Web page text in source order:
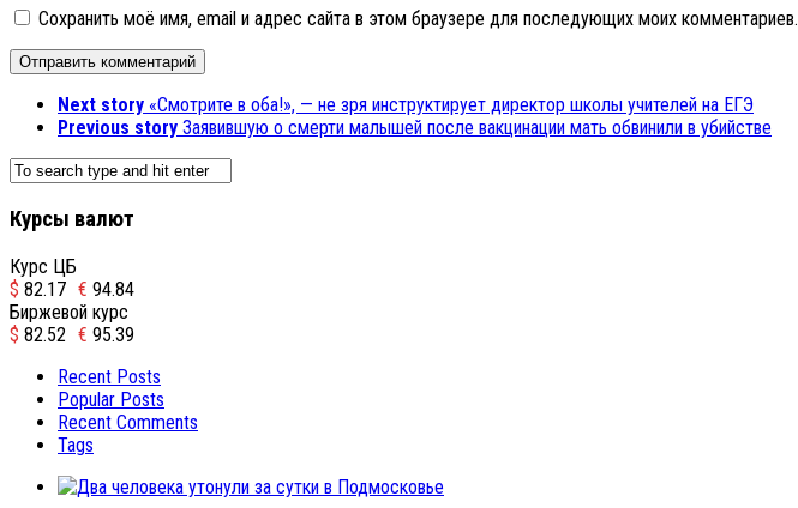
Сохранить моё имя, email и адрес сайта в этом браузере для последующих моих комментариев.
Next story «Смотрите в оба!», — не зря инструктирует директор школы учителей на ЕГЭ
Previous story Заявившую о смерти малышей после вакцинации мать обвинили в убийстве
Курсы валют
Курс ЦБ
$ 82.17 € 94.84
Биржевой курс
$ 82.52 € 95.39
Recent Posts
Popular Posts
Recent Comments
Tags